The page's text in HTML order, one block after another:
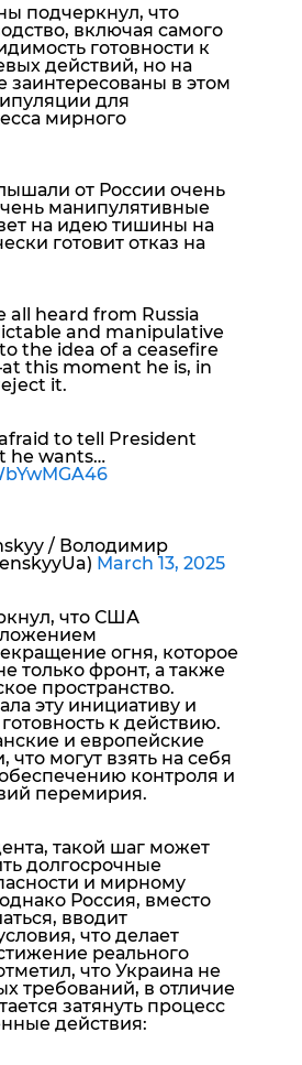
подчеркнул, что
включая самого
готовности к
действий, но на
заинтересованы в этом
для
мирного
от России очень
манипулятивные
на идею тишины на
готовит отказ на
all heard from Russia
and manipulative
the idea of a ceasefire
this moment he is, in
it.
to tell President
he wants…
/ Володимир
March 13, 2025
что США
огня, которое
только фронт, а также
пространство.
эту инициативу и
к действию.
и европейские
что могут взять на себя
контроля и
перемирия.
такой шаг может
долгосрочные
и мирному
Россия, вместо
вводит
что делает
реального
что Украина не
требований, в отличие
затянуть процесс
действия: